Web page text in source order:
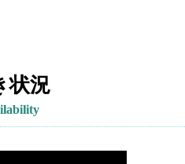
状況